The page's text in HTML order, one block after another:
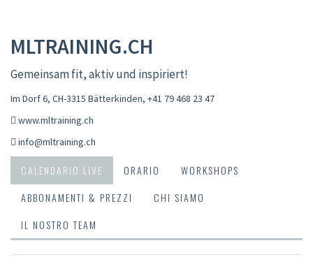
MLTRAINING.CH
Gemeinsam fit, aktiv und inspiriert!
Im Dorf 6, CH-3315 Bätterkinden, +41 79 468 23 47
www.mltraining.ch
info@mltraining.ch
CALENDARIO LIVE ORARIO
WORKSHOPS
ABBONAMENTI & PREZZI
CHI SIAMO
IL NOSTRO TEAM